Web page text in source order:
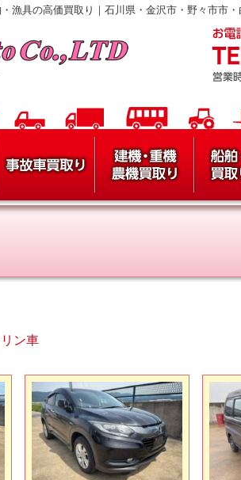
漁具の高価買取り｜石川県・金沢市・野々市市
ン車